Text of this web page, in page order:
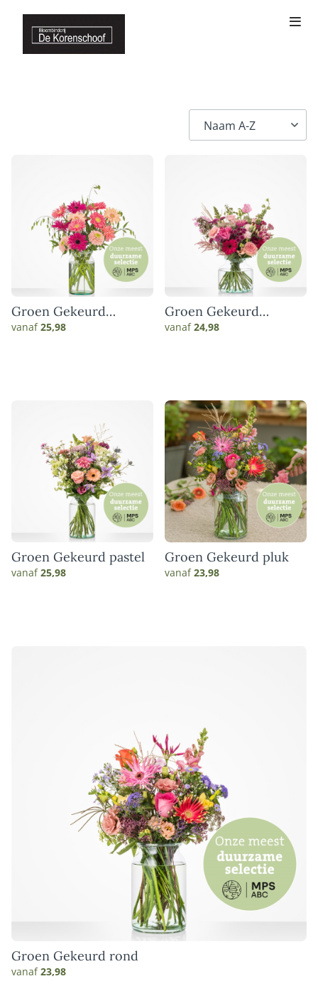
Groen Gekeurd
gerbera boeket
vanaf25,98
Groen Gekeurd
Hartelijk
vanaf24,98
Groen Gekeurd pastel
vanaf25,98
Groen Gekeurd pluk
vanaf23,98
Groen Gekeurd rond
vanaf23,98